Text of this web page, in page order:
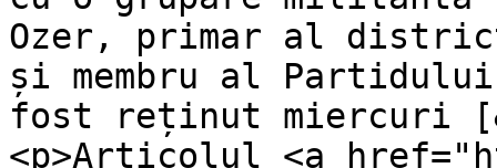
Ozer, primar al
și membru al
fost reținut miercuri
<p>Articolul <a